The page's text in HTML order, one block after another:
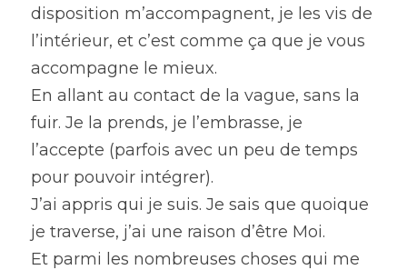
disposition m’accompagnent, je les vis de
l’intérieur, et c’est comme ça que je vous
accompagne le mieux.
En allant au contact de la vague, sans la
fuir. Je la prends, je l’embrasse, je
l’accepte (parfois avec un peu de temps
pour pouvoir intégrer).
J’ai appris qui je suis. Je sais que quoique
je traverse, j’ai une raison d’être Moi.
Et parmi les nombreuses choses qui me